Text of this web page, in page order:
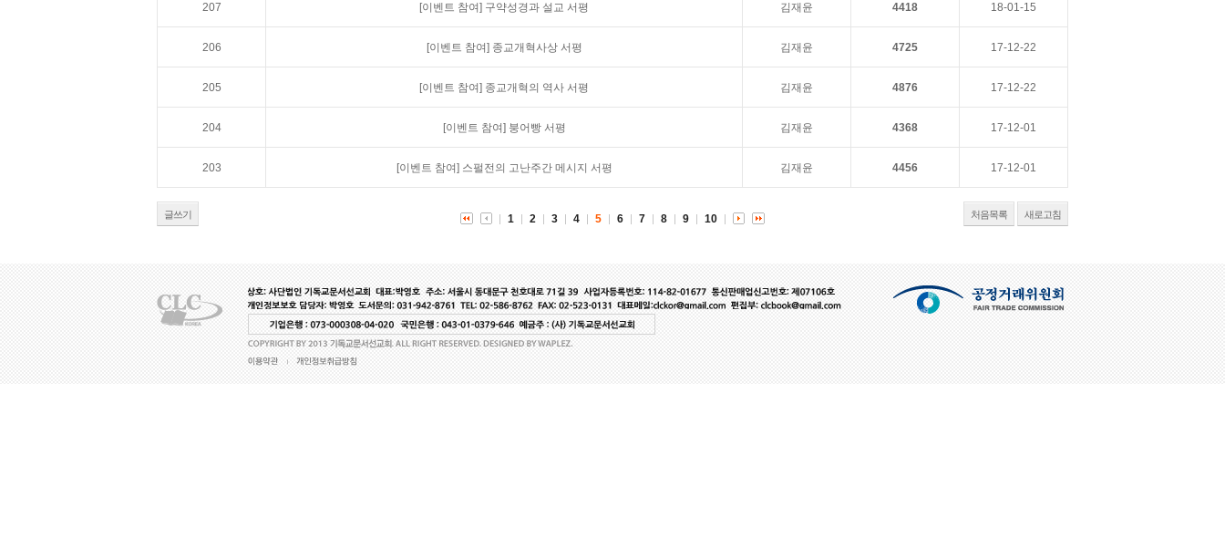
207 [이벤트 참여] 구약성경과 설교 서평 김재윤 4418 18-01-15
206 [이벤트 참여] 종교개혁사상 서평 김재윤 4725 17-12-22
205 [이벤트 참여] 종교개혁의 역사 서평 김재윤 4876 17-12-22
204 [이벤트 참여] 붕어빵 서평 김재윤 4368 17-12-01
203 [이벤트 참여] 스펄전의 고난주간 메시지 서평 김재윤 4456 17-12-01
글쓰기 처음목록 새로고침
1 2 3 4 5 6 7 8 9 10